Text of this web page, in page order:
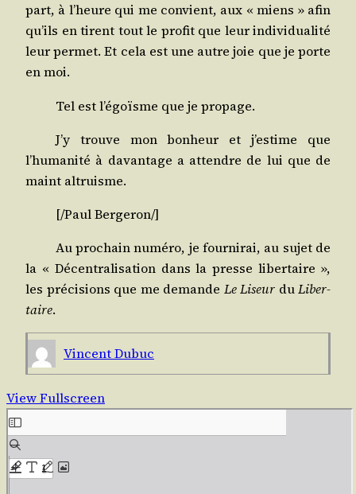
part, à l’heure qui me convient, aux « miens » afin
qu’ils en tirent tout le pro­fit que leur indi­vi­dua­li­té
leur per­met. Et cela est une autre joie que je porte
en moi.
Tel est l’égoïsme que je propage.
J’y trouve mon bon­heur et j’estime que
l’humanité à davan­tage a attendre de lui que de
maint altruisme.
[/​PaulBer­ge­ron/​]
Au pro­chain numé­ro, je four­ni­rai, au sujet de
la « Décen­tra­li­sa­tion dans la presse liber­taire »,
les pré­ci­sions que me demande Le Liseur duLiber­
taire.
Vincent Dubuc
View Fullscreen